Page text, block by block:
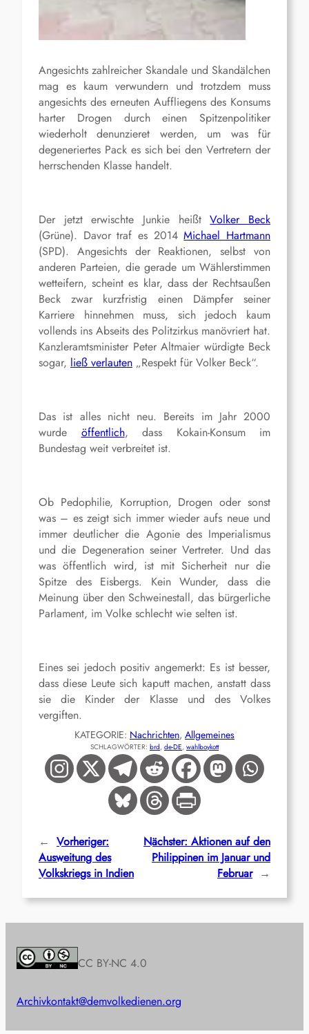
Angesichts zahlreicher Skandale und Skandälchen
mag es kaum verwundern und trotzdem muss
angesichts des erneuten Auffliegens des Konsums
harter Drogen durch einen Spitzenpolitiker
wiederholt denunzieret werden, um was für
degeneriertes Pack es sich bei den Vertretern der
herrschenden Klasse handelt.
Der jetzt erwischte Junkie heißtVolker Beck
(Grüne). Davor traf es 2014Michael Hartmann
(SPD). Angesichts der Reaktionen, selbst von
anderen Parteien, die gerade um Wählerstimmen
wetteifern, scheint es klar, dass der Rechtsaußen
Beck zwar kurzfristig einen Dämpfer seiner
Karriere hinnehmen muss, sich jedoch kaum
vollends ins Abseits des Politzirkus manövriert hat.
Kanzleramtsminister Peter Altmaier würdigte Beck
sogar, ließ verlauten „Respekt für Volker Beck“.
Das ist alles nicht neu. Bereits im Jahr 2000
wurde öffentlich, dass Kokain-Konsum im
Bundestag weit verbreitet ist.
Ob Pedophilie, Korruption, Drogen oder sonst
was – es zeigt sich immer wieder aufs neue und
immer deutlicher die Agonie des Imperialismus
und die Degeneration seiner Vertreter. Und das
was öffentlich wird, ist mit Sicherheit nur die
Spitze des Eisbergs. Kein Wunder, dass die
Meinung über den Schweinestall, das bürgerliche
Parlament, im Volke schlecht wie selten ist.
Eines sei jedoch positiv angemerkt: Es ist besser,
dass diese Leute sich kaputt machen, anstatt dass
sie die Kinder der Klasse und des Volkes
vergiften.
KATEGORIE: Nachrichten, Allgemeines
SCHLAGWÖRTER: brd, de-DE, wahlboykott
← Vorheriger:
Ausweitung des
Volkskriegs in Indien
Nächster: Aktionen auf den
Philippinen im Januar und
Februar →
CC BY-NC 4.0
Archivkontakt@demvolkedienen.org